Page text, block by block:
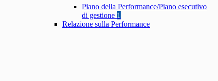
Piano della Performance/Piano esecutivo
di gestione 1
Relazione sulla Performance